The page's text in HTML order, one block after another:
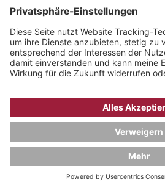
Instagram
Bachmann & Scher
DATENSCHUTZ IMPRESSUM